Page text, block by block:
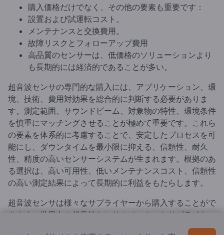
購入価格だけでなく、その他の要素も重要です：
設置および試運転コスト。
メンテナンスと交換費用。
故障リスクとフォローアップ費用
高品質のセンサーは、低価格のソリューションより
も長期的には経済的であることが多い。
超音波センサの専門的な購入には、アプリケーション、環
境、技術、費用対効果を総合的に判断する必要がありま
す。測定範囲、サウンドビーム、対象物の特性、環境条件
を慎重にマッチングさせることが極めて重要です。これら
の要素を体系的に考慮することで、安定したプロセスを可
能にし、ダウンタイムを最小限に抑える、信頼性、耐久
性、精度の高いセンサーシステムが生まれます。根拠のあ
る選択は、高い可用性、低いメンテナンスコスト、信頼性
の高い測定結果によって長期的に利益をもたらします。
超音波センサは様々なサプライヤーから購入することがで
きます。世界中の超音波センサのメーカーとサプライヤー
見つけることが